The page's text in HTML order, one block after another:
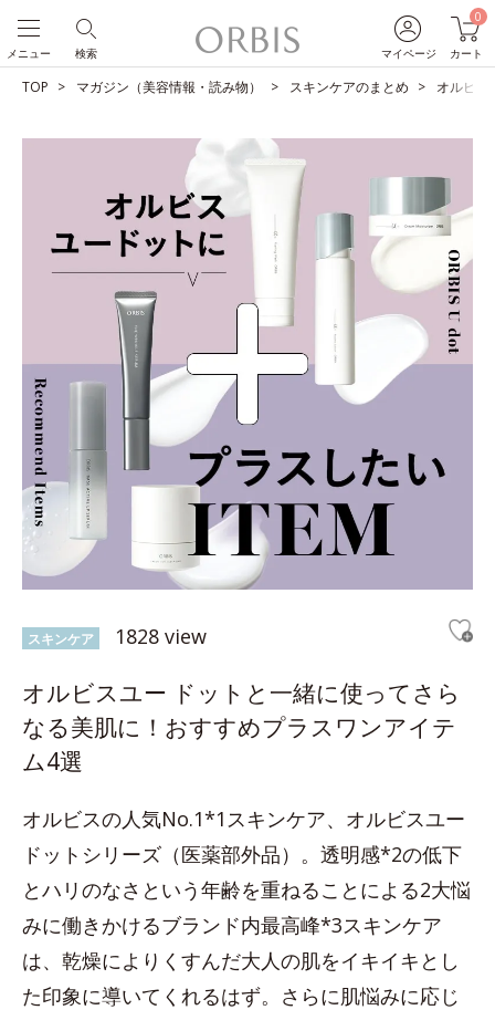
マイページ
0
カート
検索
メニュー
TOP マガジン（美容情報・読み物） スキンケアのまとめ オルビス
スキンケア 1828 view
オルビスユー ドットと一緒に使ってさら
なる美肌に！おすすめプラスワンアイテ
ム4選
オルビスの人気No.1*1スキンケア、オルビスユー
ドットシリーズ（医薬部外品）。透明感*2の低下
とハリのなさという年齢を重ねることによる2大悩
みに働きかけるブランド内最高峰*3スキンケア
は、乾燥によりくすんだ大人の肌をイキイキとし
た印象に導いてくれるはず。さらに肌悩みに応じ